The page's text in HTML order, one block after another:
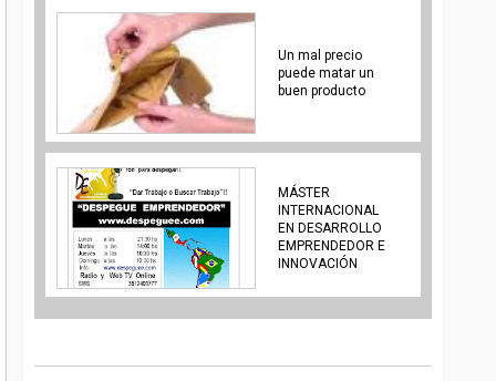
Un mal precio
puede matar un
buen producto
MÁSTER
INTERNACIONAL
EN DESARROLLO
EMPRENDEDOR E
INNOVACIÓN